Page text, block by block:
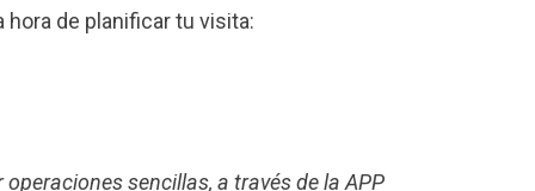
hora de planificar tu visita:
sencillas, a través de la APP